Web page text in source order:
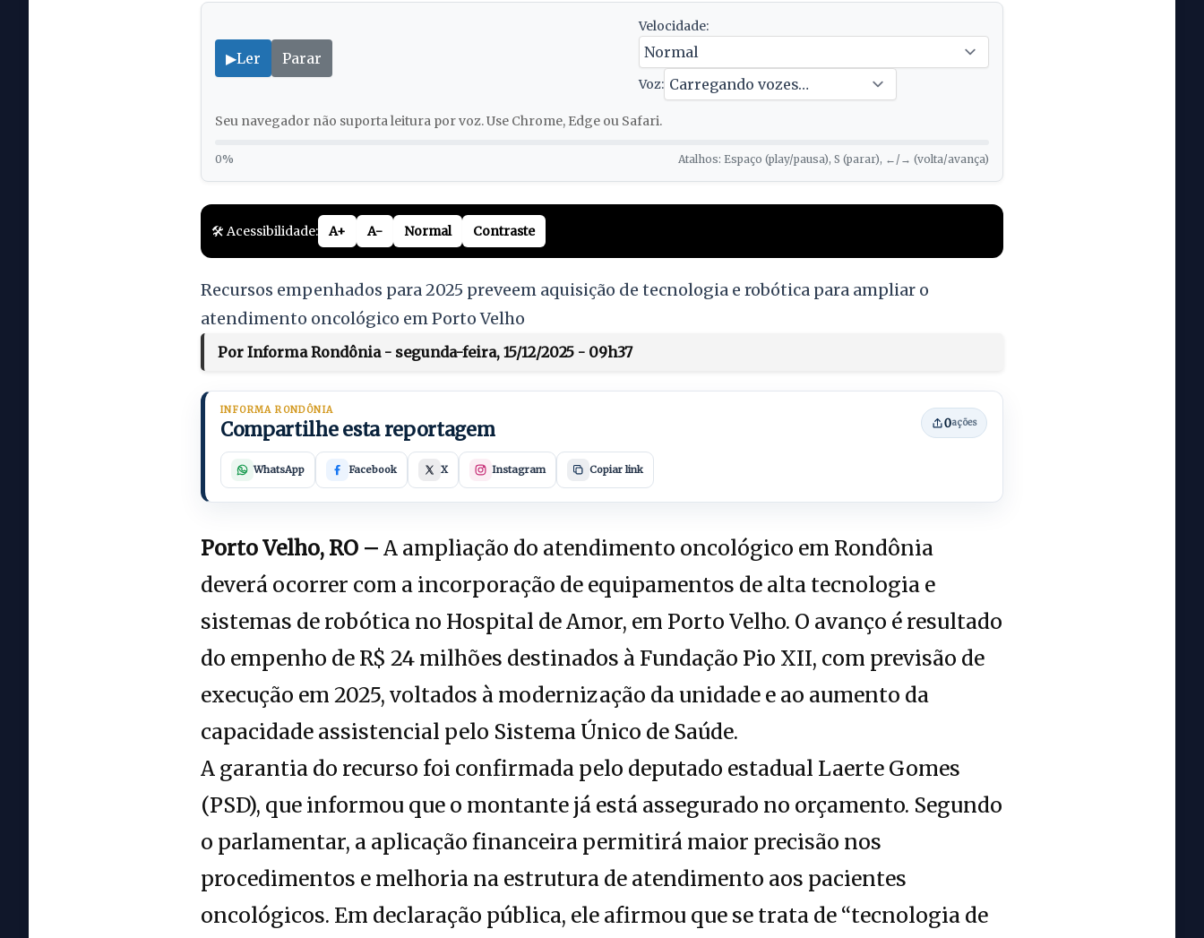
▶Ler Parar
Velocidade:
Voz:
Seu navegador não suporta leitura por voz. Use Chrome, Edge ou Safari.
0% Atalhos: Espaço (play/pausa), S (parar), ←/→ (volta/avança)
🛠️ Acessibilidade: A+ A- Normal Contraste
Recursos empenhados para 2025 preveem aquisição de tecnologia e robótica para ampliar o
atendimento oncológico em Porto Velho
Por Informa Rondônia - segunda-feira, 15/12/2025 - 09h37
INFORMA RONDÔNIA
Compartilhe esta reportagem 0ações
WhatsApp Facebook X Instagram Copiar link
Porto Velho, RO – A ampliação do atendimento oncológico em Rondônia
deverá ocorrer com a incorporação de equipamentos de alta tecnologia e
sistemas de robótica no Hospital de Amor, em Porto Velho. O avanço é resultado
do empenho de R$ 24 milhões destinados à Fundação Pio XII, com previsão de
execução em 2025, voltados à modernização da unidade e ao aumento da
capacidade assistencial pelo Sistema Único de Saúde.
A garantia do recurso foi confirmada pelo deputado estadual Laerte Gomes
(PSD), que informou que o montante já está assegurado no orçamento. Segundo
o parlamentar, a aplicação financeira permitirá maior precisão nos
procedimentos e melhoria na estrutura de atendimento aos pacientes
oncológicos. Em declaração pública, ele afirmou que se trata de “tecnologia de